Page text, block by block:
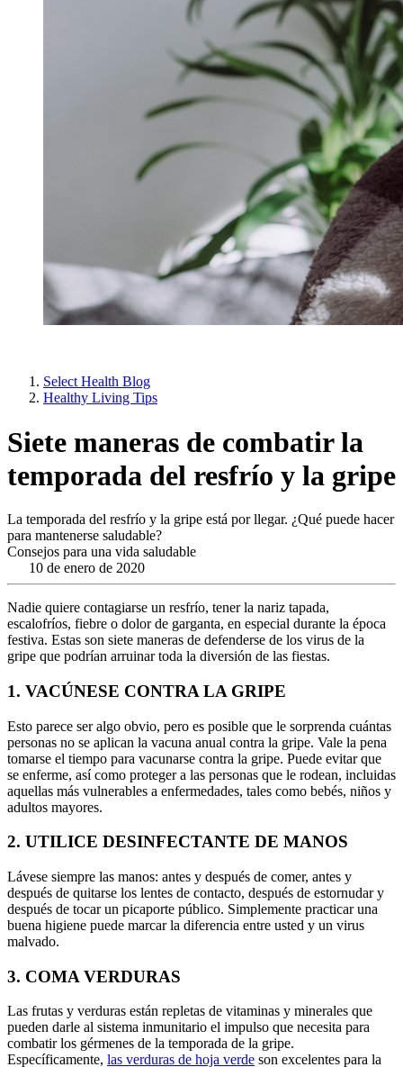
Select Health Blog
Healthy Living Tips
Siete maneras de combatir la
temporada del resfrío y la gripe
La temporada del resfrío y la gripe está por llegar. ¿Qué puede hacer
para mantenerse saludable?
Consejos para una vida saludable
10 de enero de 2020
Nadie quiere contagiarse un resfrío, tener la nariz tapada,
escalofríos, fiebre o dolor de garganta, en especial durante la época
festiva. Estas son siete maneras de defenderse de los virus de la
gripe que podrían arruinar toda la diversión de las fiestas.
1. VACÚNESE CONTRA LA GRIPE
Esto parece ser algo obvio, pero es posible que le sorprenda cuántas
personas no se aplican la vacuna anual contra la gripe. Vale la pena
tomarse el tiempo para vacunarse contra la gripe. Puede evitar que
se enferme, así como proteger a las personas que le rodean, incluidas
aquellas más vulnerables a enfermedades, tales como bebés, niños y
adultos mayores.
2. UTILICE DESINFECTANTE DE MANOS
Lávese siempre las manos: antes y después de comer, antes y
después de quitarse los lentes de contacto, después de estornudar y
después de tocar un picaporte público. Simplemente practicar una
buena higiene puede marcar la diferencia entre usted y un virus
malvado.
3. COMA VERDURAS
Las frutas y verduras están repletas de vitaminas y minerales que
pueden darle al sistema inmunitario el impulso que necesita para
combatir los gérmenes de la temporada de la gripe.
Específicamente, las verduras de hoja verde son excelentes para la